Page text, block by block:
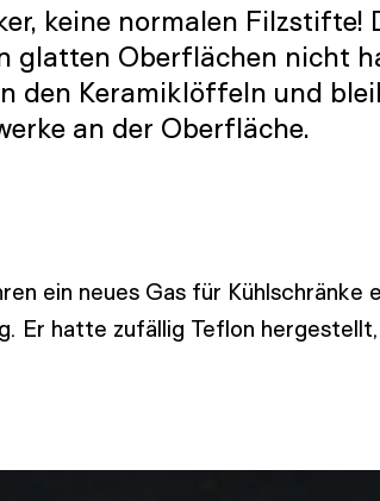
keine normalen
glatten Oberflächen nicht
den Keramiklöffeln und
an der Oberfläche.
ein neues Gas für
hatte zufällig Teflon